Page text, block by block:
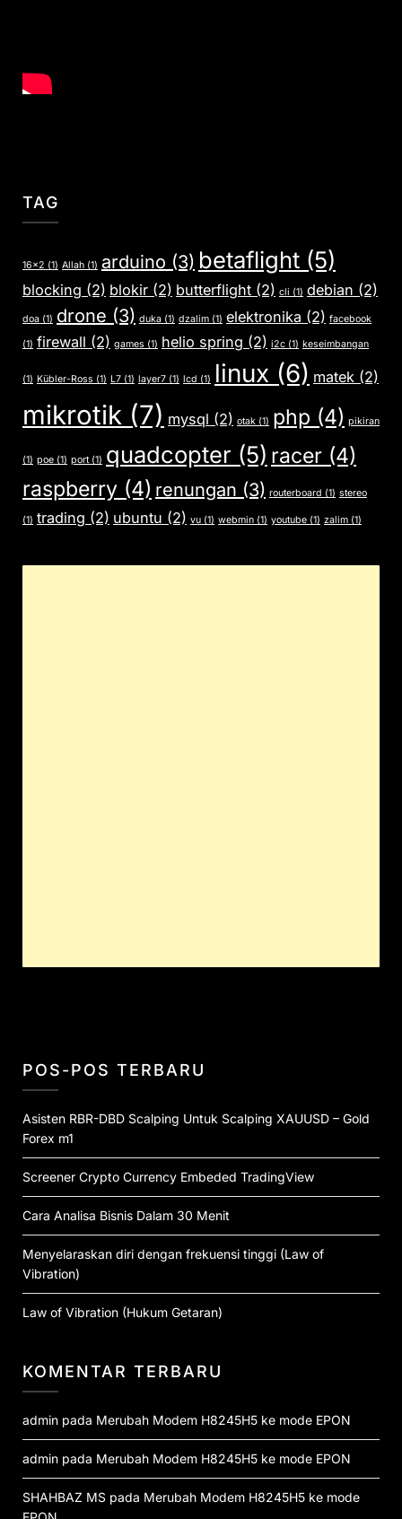
TAG
16x2 (1) Allah (1) arduino (3) betaflight (5)
blocking (2) blokir (2) butterflight (2) cli (1) debian (2)
doa (1) drone (3) duka (1) dzalim (1) elektronika (2) facebook
(1) firewall (2) games (1) helio spring (2) i2c (1) keseimbangan
(1) Kübler-Ross (1) L7 (1) layer7 (1) lcd (1) linux (6) matek (2)
mikrotik (7) mysql (2) otak (1) php (4) pikiran
(1) poe (1) port(1) quadcopter (5) racer (4)
raspberry (4) renungan (3) routerboard (1) stereo
(1) trading (2) ubuntu (2) vu (1) webmin (1) youtube (1) zalim (1)
POS-POS TERBARU
Asisten RBR-DBD Scalping Untuk Scalping XAUUSD – Gold
Forex m1
Screener Crypto Currency Embeded TradingView
Cara Analisa Bisnis Dalam 30 Menit
Menyelaraskan diri dengan frekuensi tinggi (Law of
Vibration)
Law of Vibration (Hukum Getaran)
KOMENTAR TERBARU
admin pada Merubah Modem H8245H5 ke mode EPON
admin pada Merubah Modem H8245H5 ke mode EPON
SHAHBAZ MS pada Merubah Modem H8245H5 ke mode